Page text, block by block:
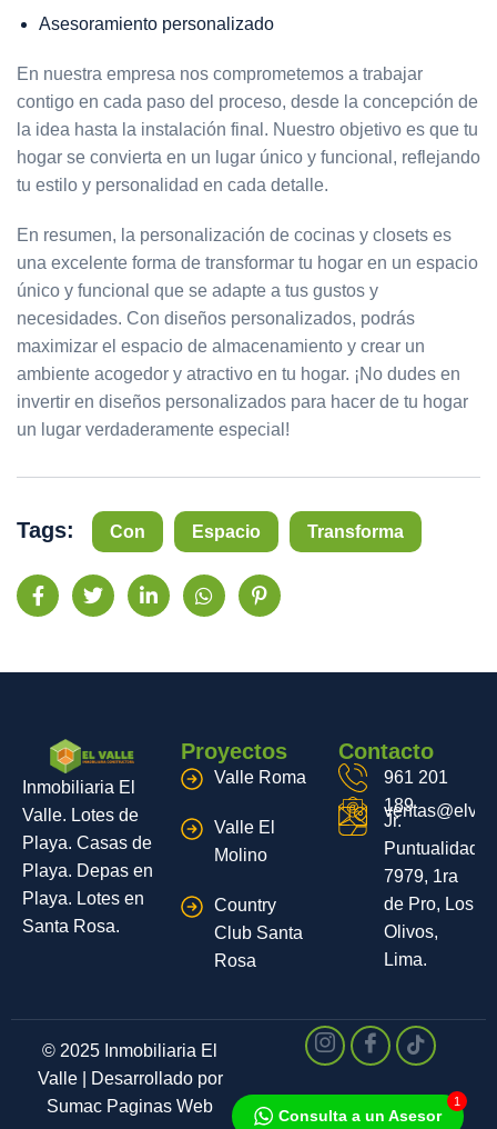
Asesoramiento personalizado
En nuestra empresa nos comprometemos a trabajar
contigo en cada paso del proceso, desde la concepción de
la idea hasta la instalación final. Nuestro objetivo es que tu
hogar se convierta en un lugar único y funcional, reflejando
tu estilo y personalidad en cada detalle.
En resumen, la personalización de cocinas y closets es
una excelente forma de transformar tu hogar en un espacio
único y funcional que se adapte a tus gustos y
necesidades. Con diseños personalizados, podrás
maximizar el espacio de almacenamiento y crear un
ambiente acogedor y atractivo en tu hogar. ¡No dudes en
invertir en diseños personalizados para hacer de tu hogar
un lugar verdaderamente especial!
Tags: Con Espacio Transforma
Inmobiliaria El
Valle. Lotes de
Playa. Casas de
Playa. Depas en
Playa. Lotes en
Santa Rosa.
Proyectos
Valle Roma
Valle El
Molino
Country
Club Santa
Rosa
Contacto
961 201
189
Jr.
Puntualidad
7979, 1ra
de Pro, Los
Olivos,
Lima.
© 2025 Inmobiliaria El
Valle | Desarrollado por
Sumac Paginas Web
Consulta a un Asesor
1